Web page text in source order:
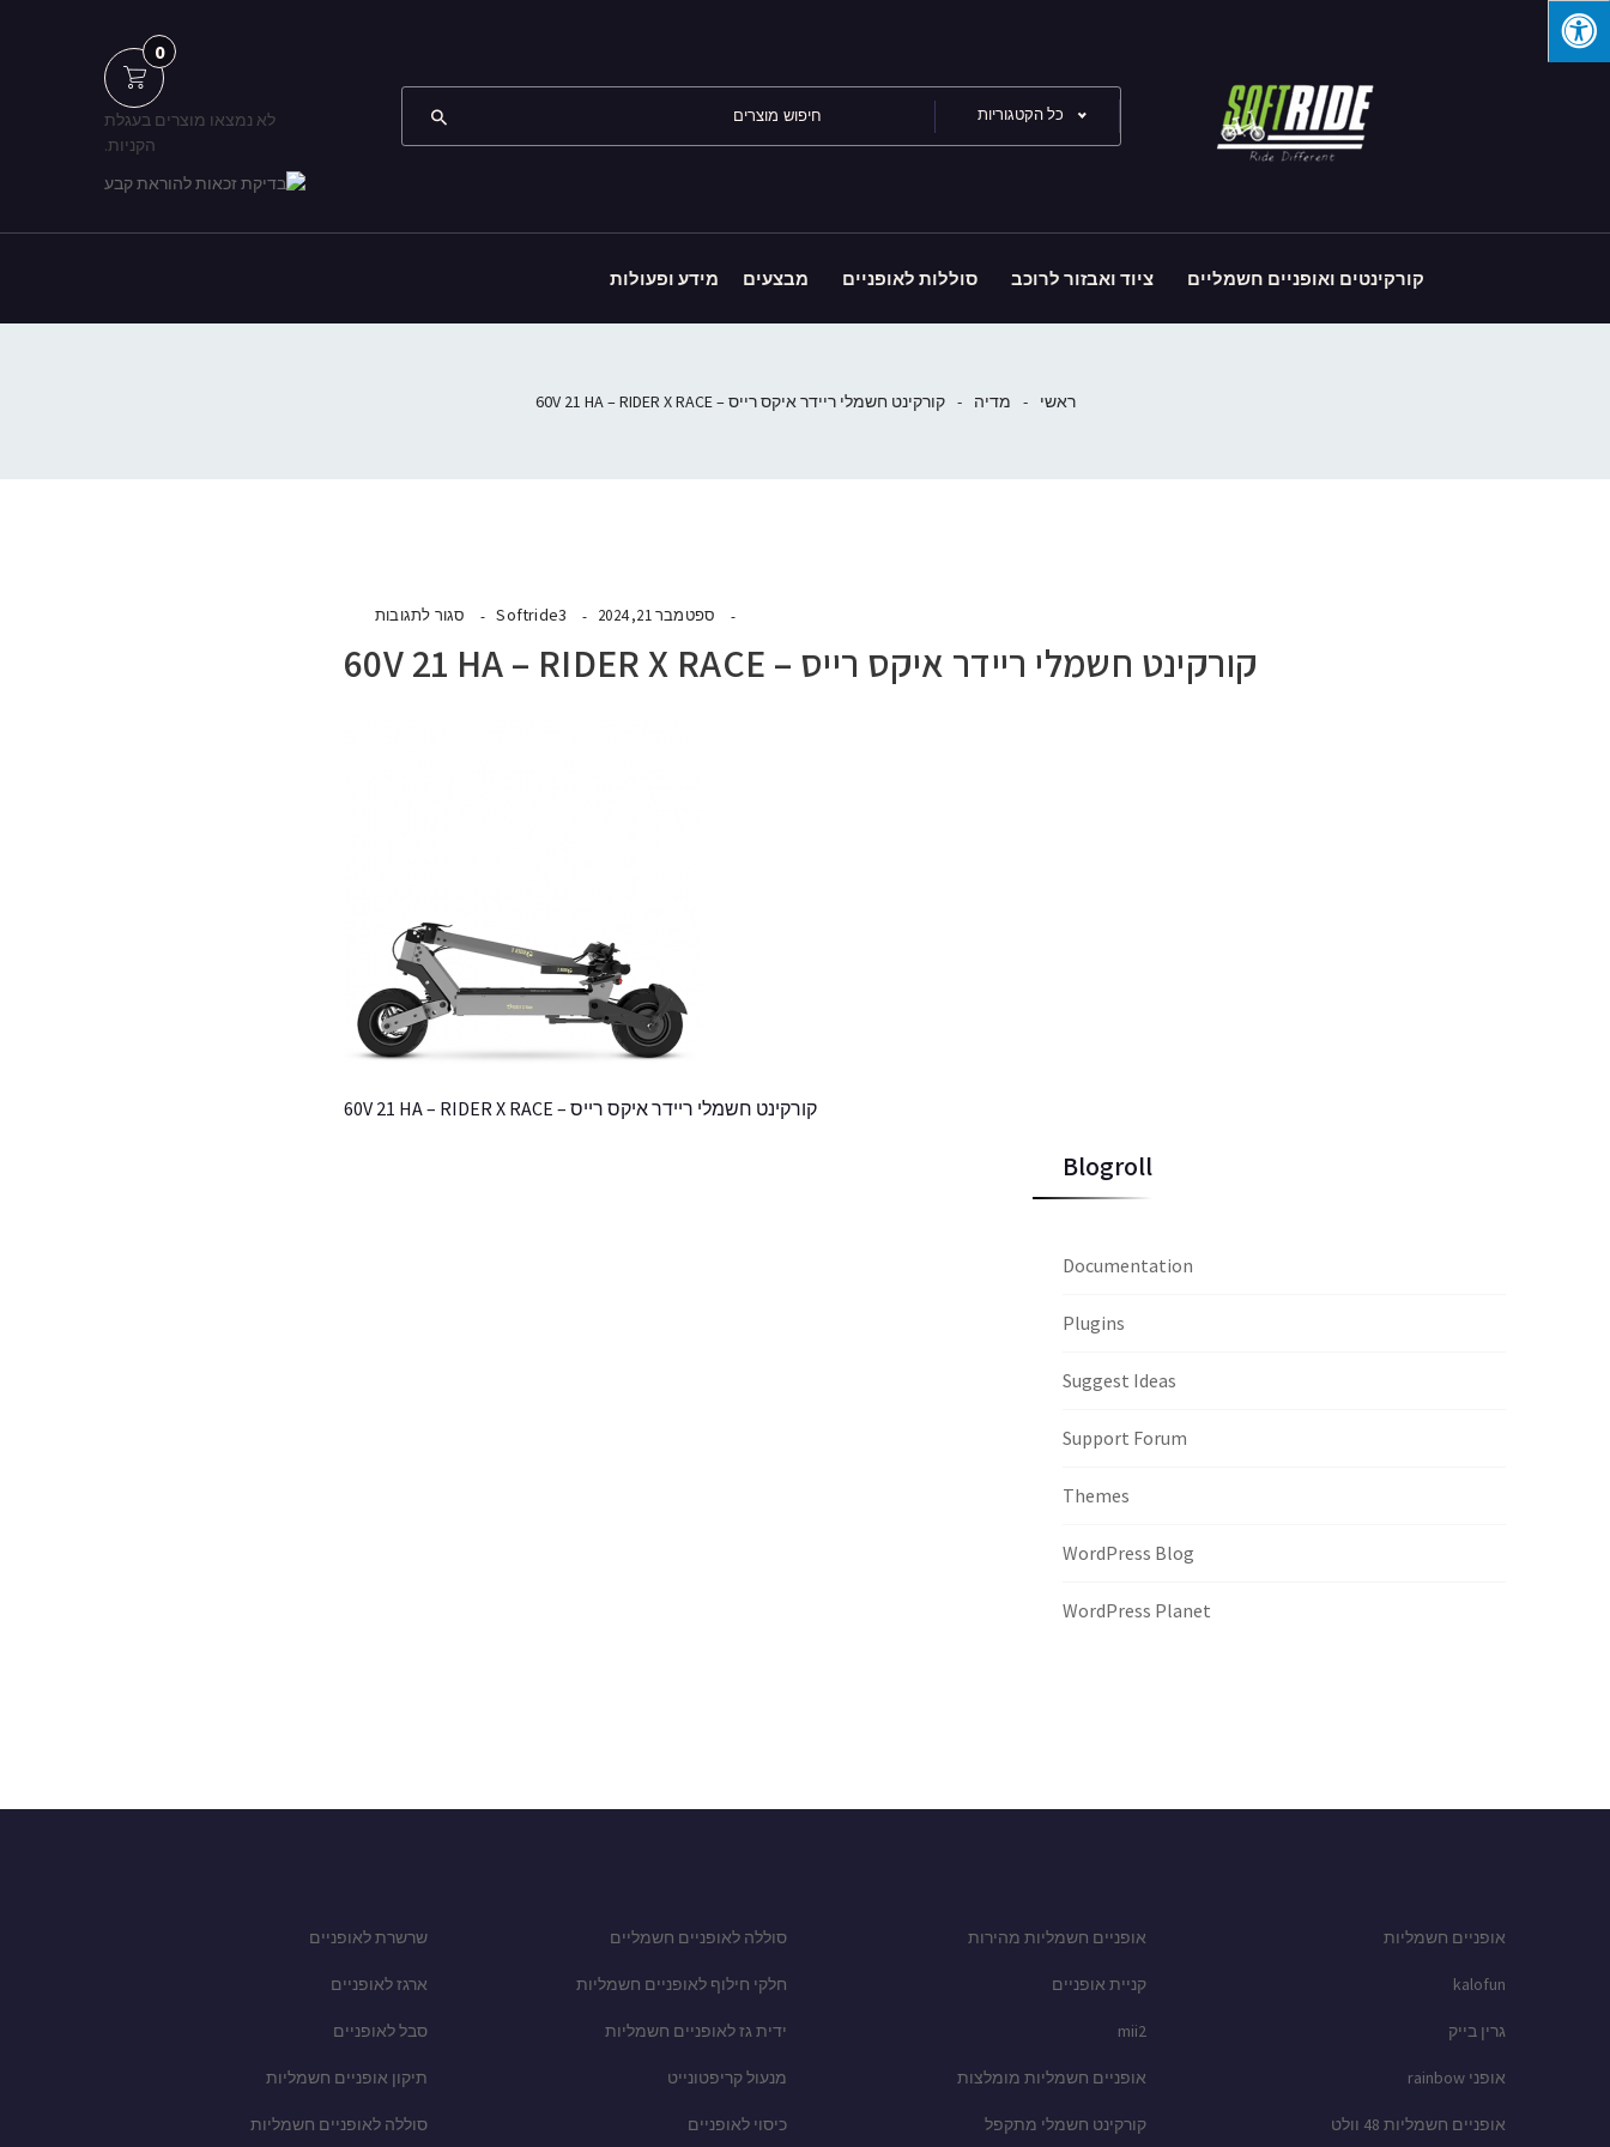
כל הקטגוריות
0
לא נמצאו מוצרים בעגלת
הקניות.
קורקינטים ואופניים חשמליים ציוד ואבזור לרוכב סוללות לאופניים מבצעים מידע ופעולות
ראשי - מדיה - קורקינט חשמלי ריידר איקס רייס – 60V 21 HA – RIDER X RACE
ספטמבר 21, 2024 Softride3 סגור לתגובות
קורקינט חשמלי ריידר איקס רייס – 60V 21 HA – RIDER X RACE
קורקינט חשמלי ריידר איקס רייס – 60V 21 HA – RIDER X RACE
Blogroll
Documentation
Plugins
Suggest Ideas
Support Forum
Themes
WordPress Blog
WordPress Planet
אופניים חשמליות
kalofun
גרין בייק
אופני rainbow
אופניים חשמליות 48 וולט
אופניים חשמליות מהירות
קניית אופניים
mii2
אופניים חשמליות מומלצות
קורקינט חשמלי מתקפל
סוללה לאופניים חשמליים
חלקי חילוף לאופניים חשמליות
ידית גז לאופניים חשמליות
מנעול קריפטונייט
כיסוי לאופניים
שרשרת לאופניים
ארגז לאופניים
סבל לאופניים
תיקון אופניים חשמליות
סוללה לאופניים חשמליות